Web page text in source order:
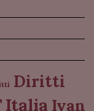
Diritti
Italia Ivan